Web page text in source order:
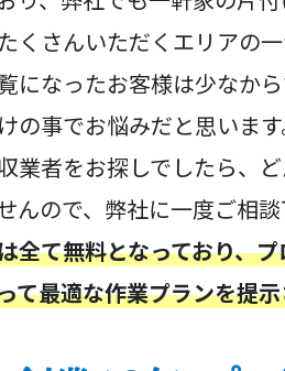
くさんいただくエリアの
になったお客様は少なか
の事でお悩みだと思いま
業者をお探しでしたら、
んので、弊社に一度ご相談
全て無料となっており、
て最適な作業プランを提